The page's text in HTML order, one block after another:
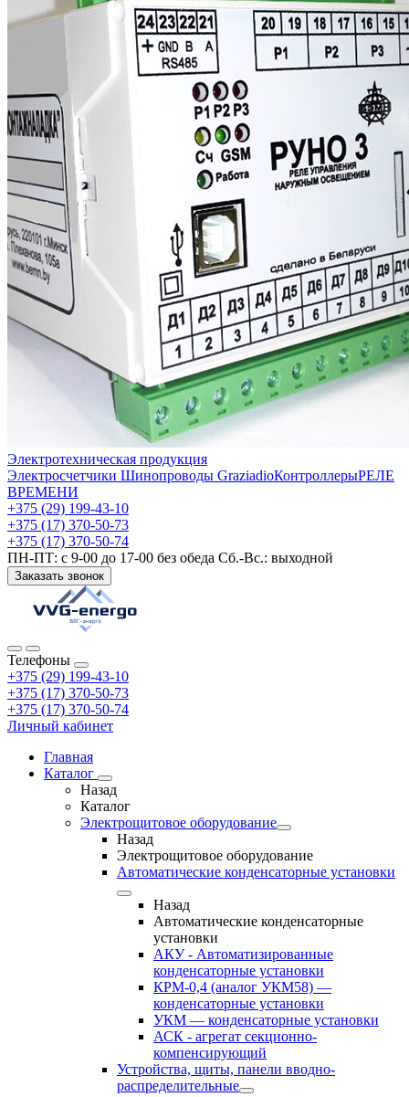
Электротехническая продукция
Электросчетчики Шинопроводы GraziadioКонтроллерыРЕЛЕ
ВРЕМЕНИ
+375 (29) 199-43-10
+375 (17) 370-50-73
+375 (17) 370-50-74
ПН-ПТ: с 9-00 до 17-00 без обеда Сб.-Вс.: выходной
Заказать звонок
Телефоны
+375 (29) 199-43-10
+375 (17) 370-50-73
+375 (17) 370-50-74
Личный кабинет
Главная
Каталог
Назад
Каталог
Электрощитовое оборудование
Назад
Электрощитовое оборудование
Автоматические конденсаторные установки
Назад
Автоматические конденсаторные
установки
АКУ - Автоматизированные
конденсаторные установки
КРМ-0,4 (аналог УКМ58) —
конденсаторные установки
УКМ — конденсаторные установки
АСК - агрегат секционно-
компенсирующий
Устройства, щиты, панели вводно-
распределительные